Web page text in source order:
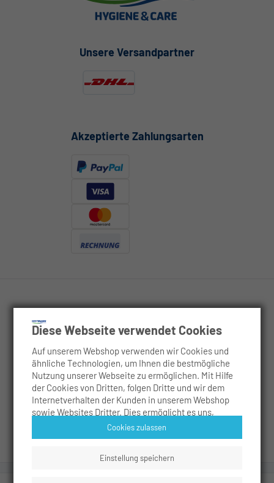
Diese Webseite verwendet Cookies
Auf unserem Webshop verwenden wir Cookies und
ähnliche Technologien, um Ihnen die bestmögliche
Nutzung unserer Webseite zu ermöglichen. Mit Hilfe
der Cookies von Dritten, folgen Dritte und wir dem
Internetverhalten der Kunden in unserem Webshop
sowie Websites Dritter. Dies ermöglicht es uns,
Inhalte zu personalisieren, Werbeanzeigen
maßzuschneidern sowie die Sicherheit der Nutzer zu
um die Nutzung unseres Webshops zu messen und zu
Cookies zulassen
Einstellung speichern
Unsere Versandpartner
Akzeptierte Zahlungsarten
Rechtliches
Service
Anwendungsgebiete